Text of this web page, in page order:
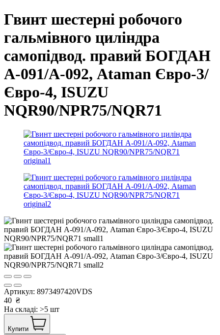
Гвинт шестерні робочого
гальмівного циліндра
самопідвод. правий БОГДАН
А-091/А-092, Ataman Євро-3/
Євро-4, ISUZU
NQR90/NPR75/NQR71
Артикул: 8973497420VDS
40 ₴
На складі: >5 шт
Купити